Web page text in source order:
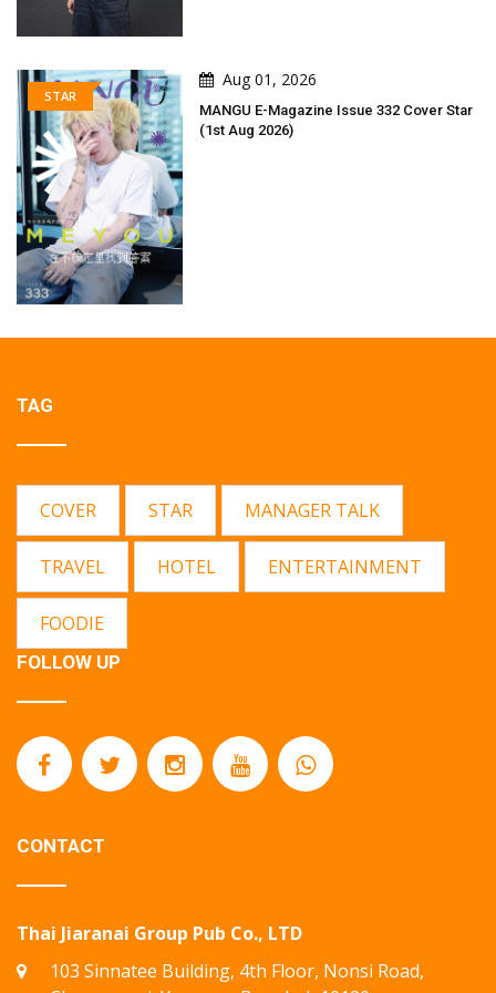
STAR
Aug 01, 2026
MANGU E-Magazine Issue 332 Cover Star
(1st Aug 2026)
TAG
COVER STAR MANAGER TALK
TRAVEL HOTEL ENTERTAINMENT
FOODIE
FOLLOW UP
CONTACT
Thai Jiaranai Group Pub Co., LTD
103 Sinnatee Building, 4th Floor, Nonsi Road,